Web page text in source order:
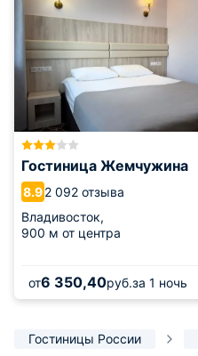
Гостиница Жемчужина
8.92 092 отзыва
Владивосток,
900 м от центра
от6 350,40руб.за 1 ночь
Гостиницы России